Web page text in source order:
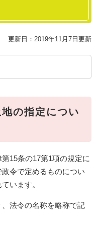
更新日：2019年11月7日更新
の指定につい
15条の17第1項の規定に
令で定めるものについ
います。
法令の名称を略称で記